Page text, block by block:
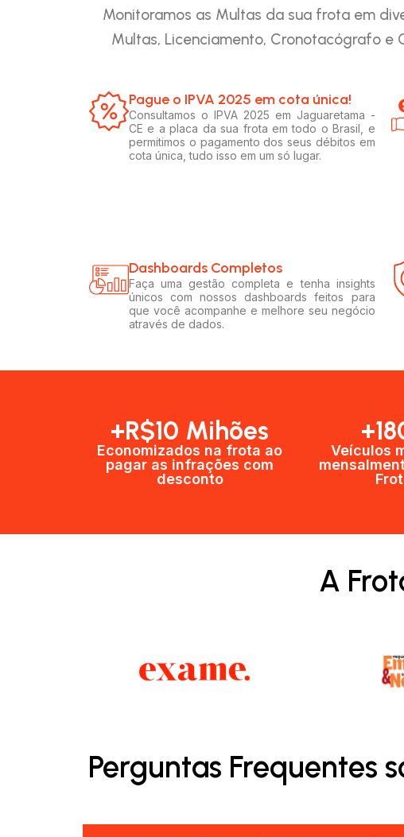
Monitoramos as Multas da sua frota em
Multas, Licenciamento, Cronotacógrafo e
Pague o IPVA 2025 em cota única!​
Consultamos o IPVA 2025 em Jaguaretama -
CE e a placa da sua frota em todo o Brasil, e
permitimos o pagamento dos seus débitos em
cota única, tudo isso em um só lugar.
Dashboards Completos​​
Faça uma gestão completa e tenha insights
únicos com nossos dashboards feitos para
que você acompanhe e melhore seu negócio
através de dados.
+R$10 Mihões
Economizados na frota ao
pagar as infrações com
desconto
Veículos
A
Perguntas Frequentes